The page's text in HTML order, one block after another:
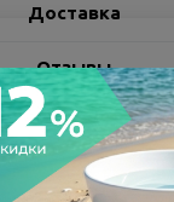
Доставка
Отзывы